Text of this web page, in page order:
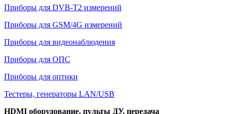
Приборы для DVB-T2 измерений
Приборы для GSM/4G измерений
Приборы для видеонаблюдения
Приборы для ОПС
Приборы для оптики
Тестеры, генераторы LAN/USB
HDMI оборудование, пульты ДУ, передача